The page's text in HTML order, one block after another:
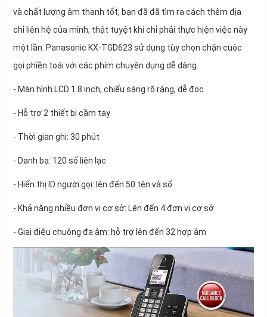
và chất lượng âm thanh tốt, bạn đã đã tìm ra cách thêm địa
chỉ liên hệ của mình, thật tuyệt khi chỉ phải thực hiện việc này
một lần. Panasonic KX-TGD623 sử dụng tùy chọn chặn cuộc
gọi phiền toái với các phím chuyên dụng dễ dàng.
- Màn hình LCD 1.8 inch, chiếu sáng rõ ràng, dễ đọc
- Hỗ trợ 2 thiết bị cầm tay
- Thời gian ghi: 30 phút
- Danh bạ: 120 số liên lạc
- Hiển thị ID người gọi: lên đến 50 tên và số
- Khả năng nhiều đơn vị cơ sở: Lên đến 4 đơn vị cơ sở
- Giai điệu chuông đa âm: hỗ trợ lên đến 32 hợp âm